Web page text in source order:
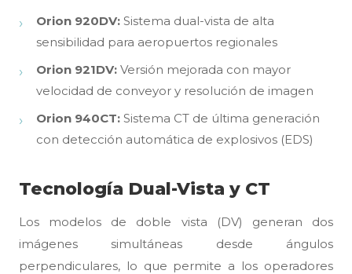
Orion 920DV: Sistema dual-vista de alta
sensibilidad para aeropuertos regionales
Orion 921DV: Versión mejorada con mayor
velocidad de conveyor y resolución de imagen
Orion 940CT: Sistema CT de última generación
con detección automática de explosivos (EDS)
Tecnología Dual-Vista y CT
Los modelos de doble vista (DV) generan dos
imágenes simultáneas desde ángulos
perpendiculares, lo que permite a los operadores